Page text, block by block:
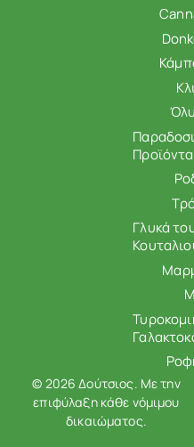
Προϊόντα
Γλυκά
© 2026 Δούτσιος. Με την
επιφύλαξη κάθε νόμιμου
δικαιώματος.